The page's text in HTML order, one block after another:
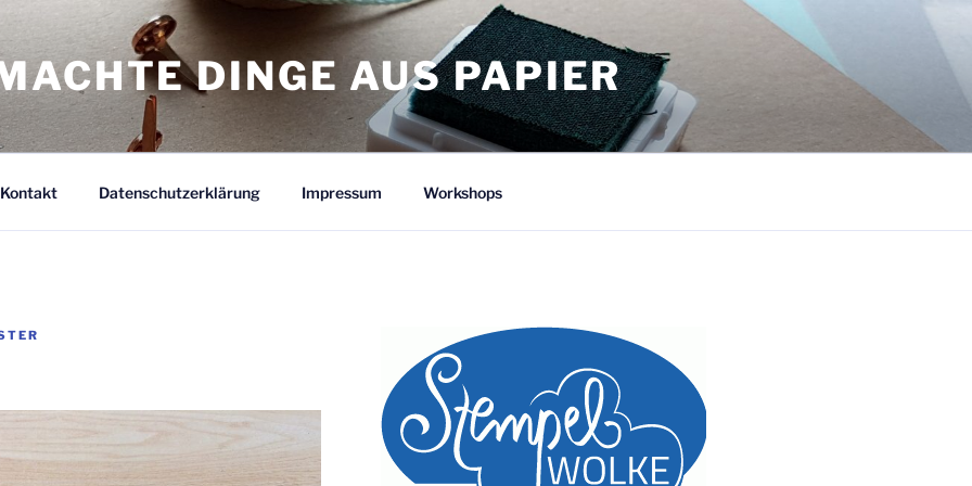
DINGE AUS PAPIER
Kontakt Datenschutzerklärung Impressum Workshops